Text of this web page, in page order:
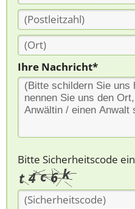
Ihre Nachricht*
Bitte Sicherheitscode